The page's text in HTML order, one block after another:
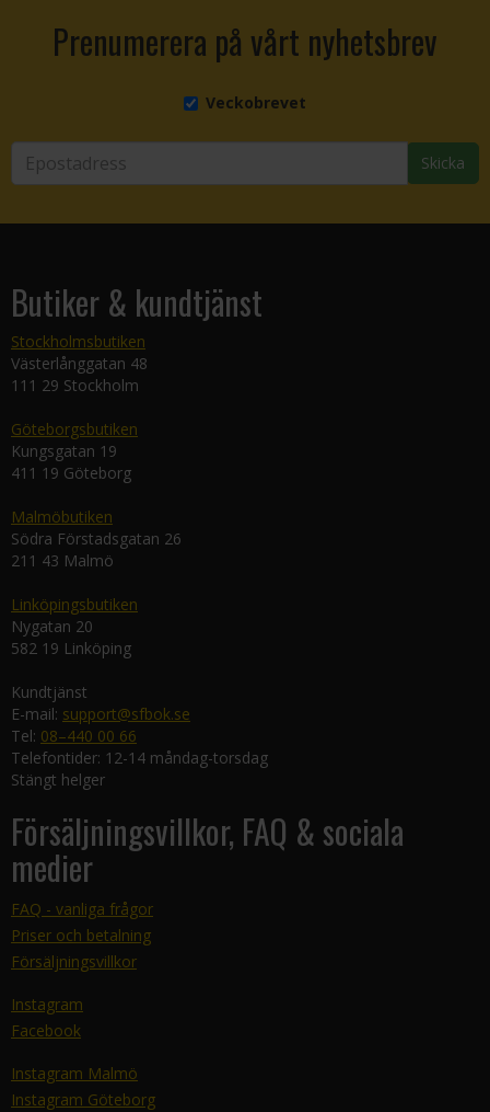
Prenumerera på vårt nyhetsbrev
Veckobrevet
Skicka
Butiker & kundtjänst
Stockholmsbutiken
Västerlånggatan 48
111 29 Stockholm
Göteborgsbutiken
Kungsgatan 19
411 19 Göteborg
Malmöbutiken
Södra Förstadsgatan 26
211 43 Malmö
Linköpingsbutiken
Nygatan 20
582 19 Linköping
Kundtjänst
E-mail: support@sfbok.se
Tel: 08–440 00 66
Telefontider: 12-14 måndag-torsdag
Stängt helger
Försäljningsvillkor, FAQ & sociala
medier
FAQ - vanliga frågor
Priser och betalning
Försäljningsvillkor
Instagram
Facebook
Instagram Malmö
Instagram Göteborg